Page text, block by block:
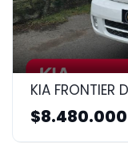
KIA FRONTIER
$8.480.000